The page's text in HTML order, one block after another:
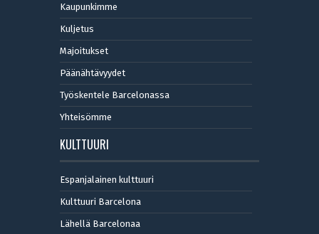
Kaupunkimme
Kuljetus
Majoitukset
Päänähtävyydet
Työskentele Barcelonassa
Yhteisömme
KULTTUURI
Espanjalainen kulttuuri
Kulttuuri Barcelona
Lähellä Barcelonaa